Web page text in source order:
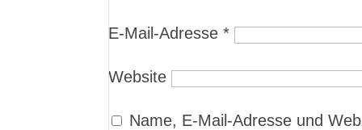
E-Mail-Adresse*
Website
Name, E-Mail-Adresse und